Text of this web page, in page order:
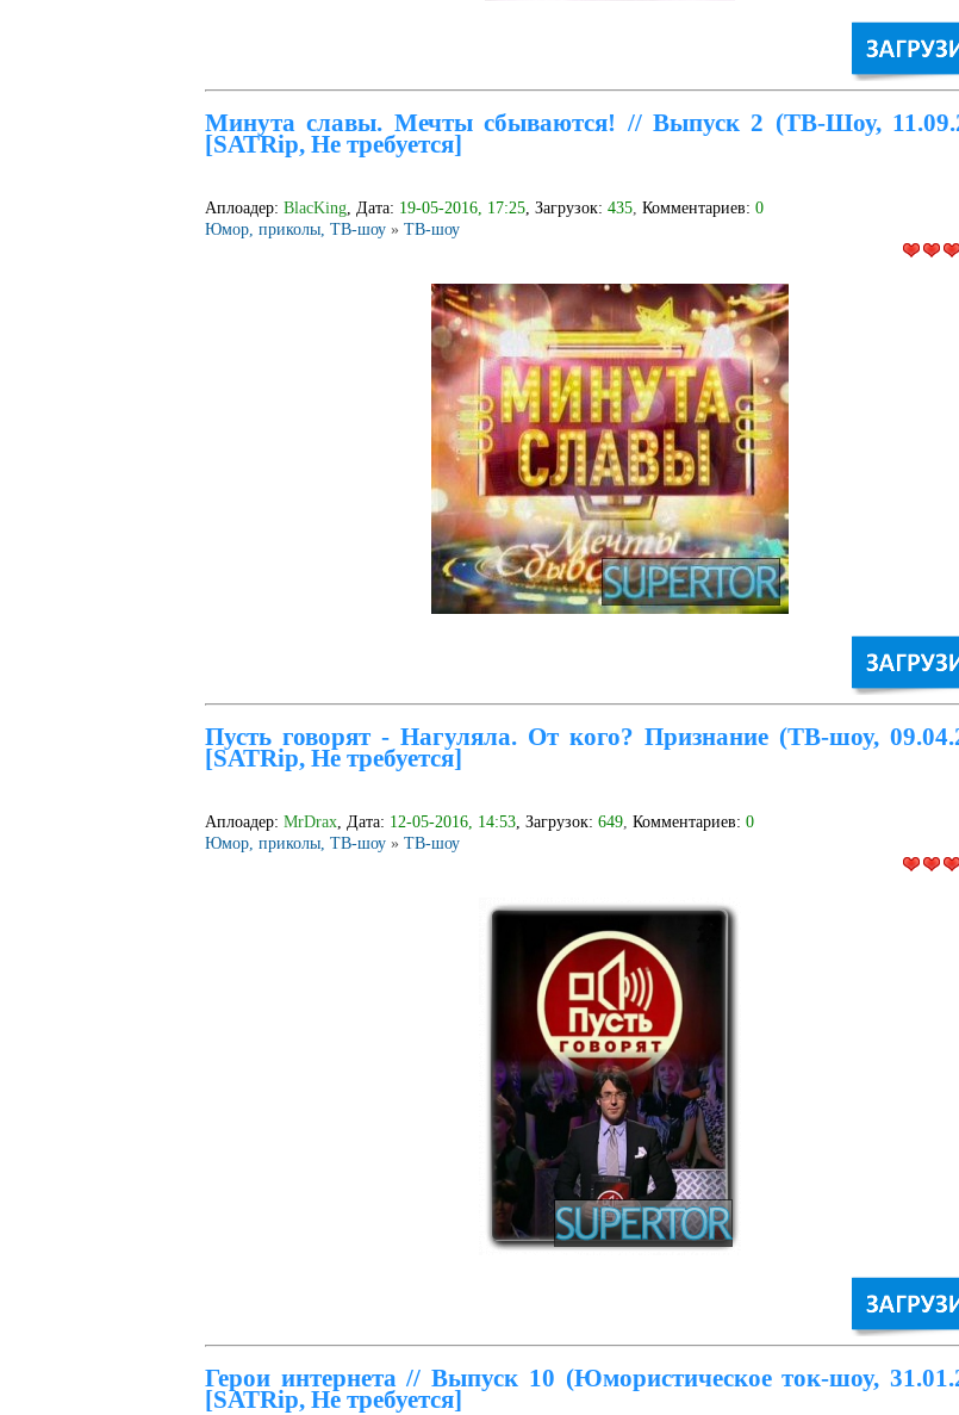
Минута славы. Мечты сбываются! // Выпуск 2 (ТВ-Шоу,
[SATRip, Не требуется]
Аплоадер: BlacKing , Дата: 19-05-2016, 17:25 , Загрузок: 435 Комментариев: 0
Юмор, приколы, ТВ-шоу » ТВ-шоу
Пусть говорят - Нагуляла. От кого? Признание (ТВ-шоу,
[SATRip, Не требуется]
Аплоадер: MrDrax , Дата: 12-05-2016, 14:53 , Загрузок: 649 Комментариев: 0
Юмор, приколы, ТВ-шоу » ТВ-шоу
Герои интернета // Выпуск 10 (Юмористическое ток-шоу,
[SATRip, Не требуется]